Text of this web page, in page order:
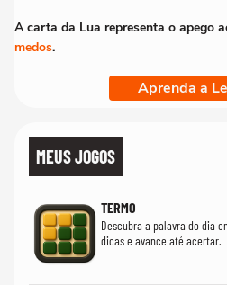
A carta da Lua representa o apego
medos.
Aprenda a
MEUS JOGOS
TERMO
Descubra a palavra do dia
dicas e avance até acertar.